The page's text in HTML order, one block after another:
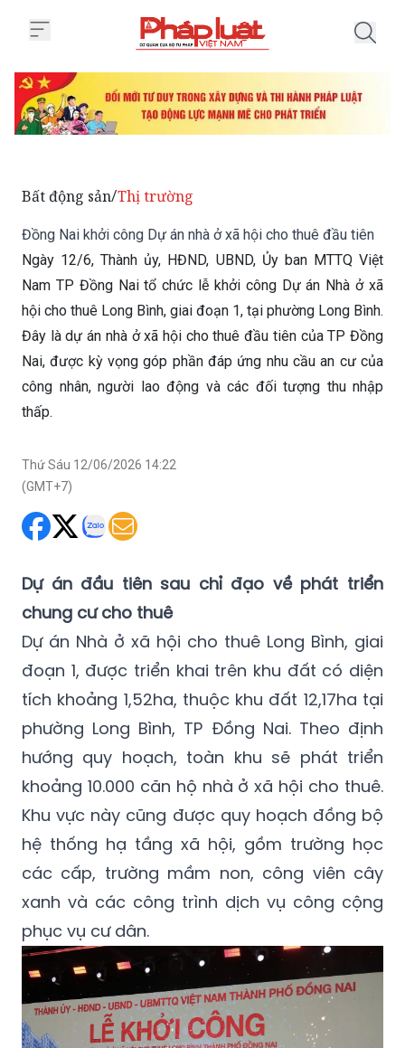
Bất động sản/Thị trường
Đồng Nai khởi công Dự án nhà ở xã hội cho thuê đầu tiên
Ngày 12/6, Thành ủy, HĐND, UBND, Ủy ban MTTQ Việt
Nam TP Đồng Nai tổ chức lễ khởi công Dự án Nhà ở xã
hội cho thuê Long Bình, giai đoạn 1, tại phường Long Bình.
Đây là dự án nhà ở xã hội cho thuê đầu tiên của TP Đồng
Nai, được kỳ vọng góp phần đáp ứng nhu cầu an cư của
công nhân, người lao động và các đối tượng thu nhập
thấp.
Thứ Sáu 12/06/2026 14:22
(GMT+7)
Dự án đầu tiên sau chỉ đạo về phát triển
chung cư cho thuê
Dự án Nhà ở xã hội cho thuê Long Bình, giai
đoạn 1, được triển khai trên khu đất có diện
tích khoảng 1,52ha, thuộc khu đất 12,17ha tại
phường Long Bình, TP Đồng Nai. Theo định
hướng quy hoạch, toàn khu sẽ phát triển
khoảng 10.000 căn hộ nhà ở xã hội cho thuê.
Khu vực này cũng được quy hoạch đồng bộ
hệ thống hạ tầng xã hội, gồm trường học
các cấp, trường mầm non, công viên cây
xanh và các công trình dịch vụ công cộng
phục vụ cư dân.